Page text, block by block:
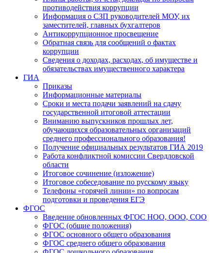
противодействия коррупции
Информация о СЗП руководителей МОУ, их
заместителей, главных бухгалтеров
Антикоррупционное просвещение
Обратная связь для сообщений о фактах
коррупции
Сведения о доходах, расходах, об имуществе и
обязательствах имущественного характера
ГИА
Приказы
Информационные материалы
Сроки и места подачи заявлений на сдачу
государственной итоговой аттестации
Вниманию выпускников прошлых лет,
обучающихся образовательных организаций
среднего профессионального образования!
Получение официальных результатов ГИА 2019
Работа конфликтной комиссии Свердловской
области
Итоговое сочинение (изложение)
Итоговое собеседование по русскому языку
Телефоны «горячей линии» по вопросам
подготовки и проведения ЕГЭ
ФГОС
Введение обновленных ФГОС НОО, ООО, СОО
ФГОС (общие положения)
ФГОС основного общего образования
ФГОС среднего общего образования